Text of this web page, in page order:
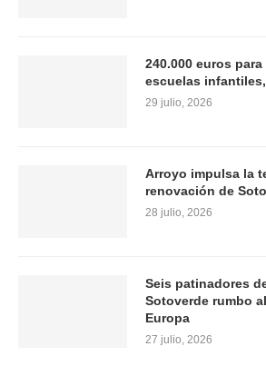
240.000 euros
escuelas
29 julio, 2026
Arroyo impulsa la
renovación de
28 julio, 2026
Seis patinadores
Sotoverde rumbo
Europa
27 julio, 2026